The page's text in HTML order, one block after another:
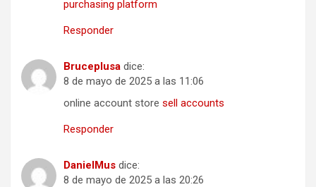
purchasing platform
Responder
Bruceplusa dice:
8 de mayo de 2025 a las 11:06
online account store sell accounts
Responder
DanielMus dice:
8 de mayo de 2025 a las 20:26